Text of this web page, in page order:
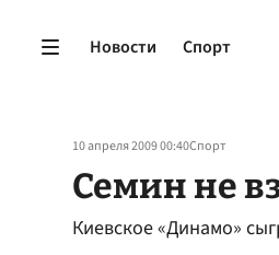
Новости Спорт
10 апреля 2009 00:40Спорт
Семин не
Киевское «Динамо»